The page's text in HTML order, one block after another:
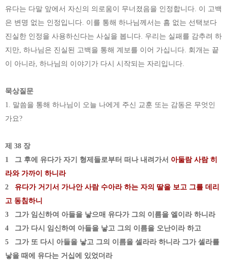
유다는 다말 앞에서 자신의 의로움이 무너졌음을 인정합니다. 이 고백
은 변명 없는 인정입니다. 이를 통해 하나님께서는 흠 없는 선택보다
진실한 인정을 사용하신다는 사실을 봅니다. 우리는 실패를 감추려 하
지만, 하나님은 진실된 고백을 통해 계보를 이어 가십니다. 회개는 끝
이 아니라, 하나님의 이야기가 다시 시작되는 자리입니다.
묵상질문
1. 말씀을 통해 하나님이 오늘 나에게 주신 교훈 또는 감동은 무엇인
가요?
제 38 장
1 그 후에 유다가 자기 형제들로부터 떠나 내려가서 아둘람 사람 히
라와 가까이 하니라
2 유다가 거기서 가나안 사람 수아라 하는 자의 딸을 보고 그를 데리
고 동침하니
3 그가 임신하여 아들을 낳으매 유다가 그의 이름을 엘이라 하니라
4 그가 다시 임신하여 아들을 낳고 그의 이름을 오난이라 하고
5 그가 또 다시 아들을 낳고 그의 이름을 셀라라 하니라 그가 셀라를
낳을 때에 유다는 거십에 있었더라